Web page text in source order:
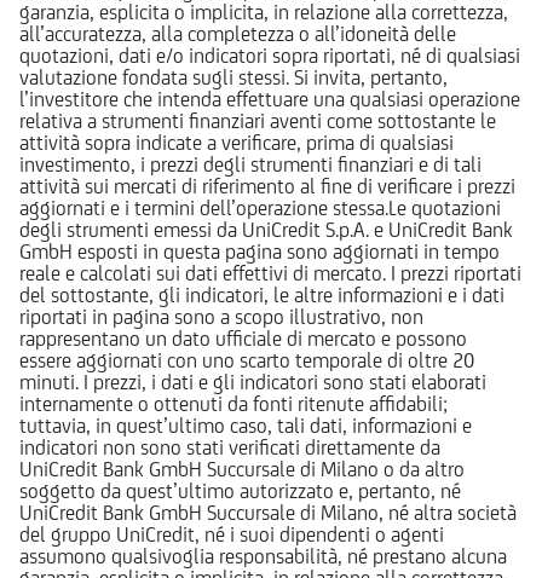
garanzia, esplicita o implicita, in relazione alla correttezza,
all’accuratezza, alla completezza o all’idoneità delle
quotazioni, dati e/o indicatori sopra riportati, né di qualsiasi
valutazione fondata sugli stessi. Si invita, pertanto,
l’investitore che intenda effettuare una qualsiasi operazione
relativa a strumenti finanziari aventi come sottostante le
attività sopra indicate a verificare, prima di qualsiasi
investimento, i prezzi degli strumenti finanziari e di tali
attività sui mercati di riferimento al fine di verificare i prezzi
aggiornati e i termini dell’operazione stessa.Le quotazioni
degli strumenti emessi da UniCredit S.p.A. e UniCredit Bank
GmbH esposti in questa pagina sono aggiornati in tempo
reale e calcolati sui dati effettivi di mercato. I prezzi riportati
del sottostante, gli indicatori, le altre informazioni e i dati
riportati in pagina sono a scopo illustrativo, non
rappresentano un dato ufficiale di mercato e possono
essere aggiornati con uno scarto temporale di oltre 20
minuti. I prezzi, i dati e gli indicatori sono stati elaborati
internamente o ottenuti da fonti ritenute affidabili;
tuttavia, in quest’ultimo caso, tali dati, informazioni e
indicatori non sono stati verificati direttamente da
UniCredit Bank GmbH Succursale di Milano o da altro
soggetto da quest’ultimo autorizzato e, pertanto, né
UniCredit Bank GmbH Succursale di Milano, né altra società
del gruppo UniCredit, né i suoi dipendenti o agenti
assumono qualsivoglia responsabilità, né prestano alcuna